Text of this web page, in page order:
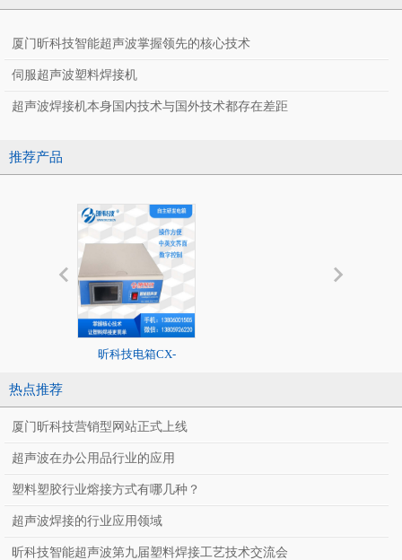
厦门昕科技智能超声波掌握领先的核心技术
伺服超声波塑料焊接机
超声波焊接机本身国内技术与国外技术都存在差距
推荐产品
昕科技电箱CX-
全自动智能超声波
热点推荐
厦门昕科技营销型网站正式上线
超声波在办公用品行业的应用
塑料塑胶行业熔接方式有哪几种？
超声波焊接的行业应用领域
昕科技智能超声波第九届塑料焊接工艺技术交流会